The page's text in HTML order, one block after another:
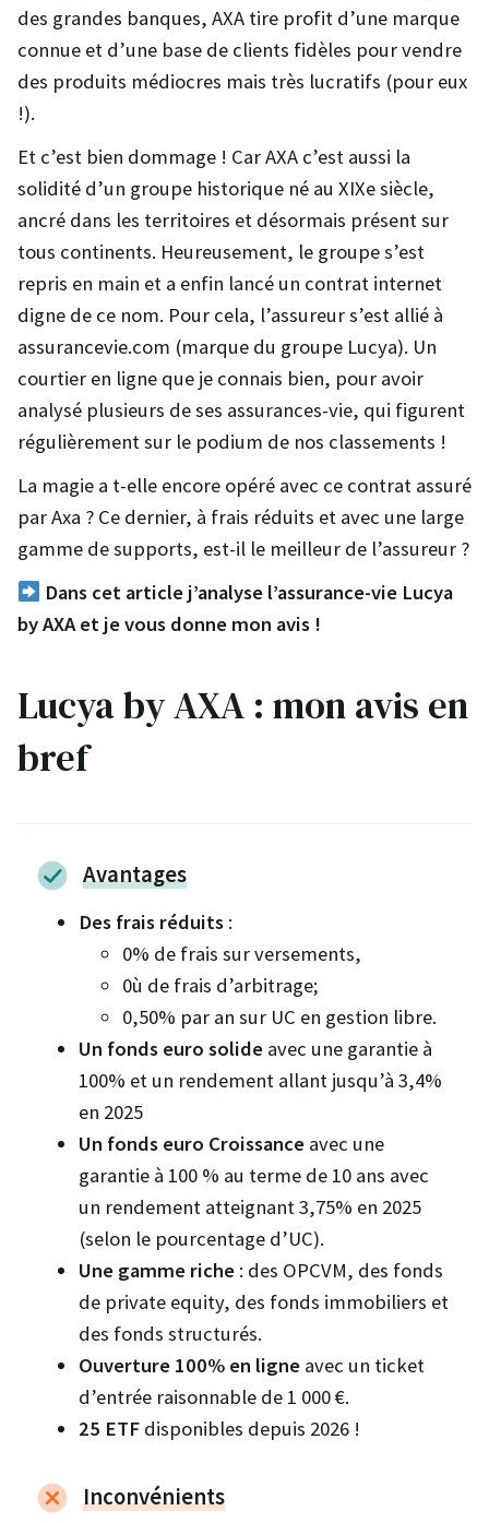
des grandes banques, AXA tire profit d’une marque
connue et d’une base de clients fidèles pour vendre
des produits médiocres mais très lucratifs (pour eux
!).
Et c’est bien dommage ! Car AXA c’est aussi la
solidité d’un groupe historique né au XIXe siècle,
ancré dans les territoires et désormais présent sur
tous continents. Heureusement, le groupe s’est
repris en main et a enfin lancé un contrat internet
digne de ce nom. Pour cela, l’assureur s’est allié à
assurancevie.com (marque du groupe Lucya). Un
courtier en ligne que je connais bien, pour avoir
analysé plusieurs de ses assurances-vie, qui figurent
régulièrement sur le podium de nos classements !
La magie a t-elle encore opéré avec ce contrat assuré
par Axa ? Ce dernier, à frais réduits et avec une large
gamme de supports, est-il le meilleur de l’assureur ?
Dans cet article j’analyse l’assurance-vie Lucya
by AXA et je vous donne mon avis !
Lucya by AXA : mon avis en
bref
Avantages
Des frais réduits :
0% de frais sur versements,
0ù de frais d’arbitrage;
0,50% par an sur UC en gestion libre.
Un fonds euro solide avec une garantie à
100% et un rendement allant jusqu’à 3,4%
en 2025
Un fonds euro Croissance avec une
garantie à 100 % au terme de 10 ans avec
un rendement atteignant 3,75% en 2025
(selon le pourcentage d’UC).
Une gamme riche : des OPCVM, des fonds
de private equity, des fonds immobiliers et
des fonds structurés.
Ouverture 100% en ligne avec un ticket
d’entrée raisonnable de 1 000 €.
25 ETF disponibles depuis 2026 !
Inconvénients